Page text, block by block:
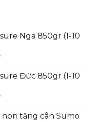
Nga 850gr (1-10
Đức 850gr (1-10
tăng cân Sumo